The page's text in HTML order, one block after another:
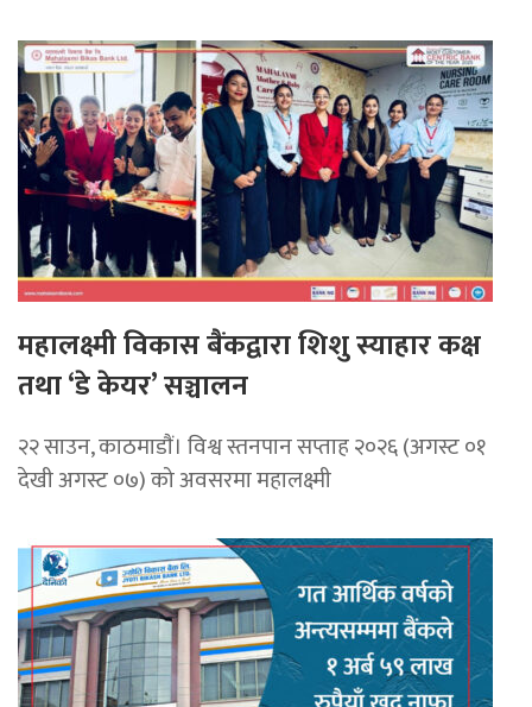
महालक्ष्मी विकास बैंकद्वारा शिशु स्याहार कक्ष
तथा ‘डे केयर’ सञ्चालन
२२ साउन, काठमाडाैं। विश्व स्तनपान सप्ताह २०२६ (अगस्ट ०१
देखी अगस्ट ०७) को अवसरमा महालक्ष्मी